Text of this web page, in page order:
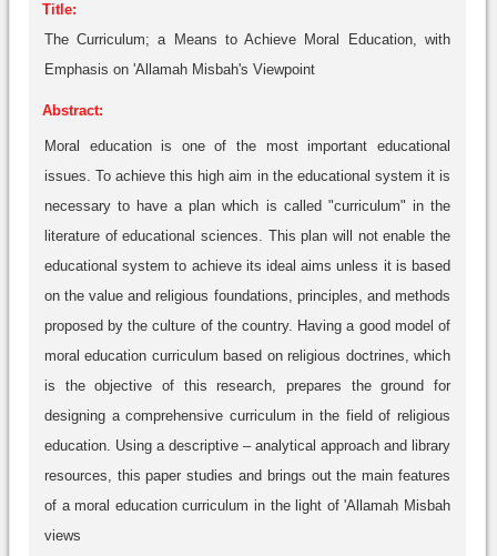
Title:
The Curriculum; a Means to Achieve Moral Education, with
Emphasis on 'Allamah Misbah's Viewpoint
Abstract:
Moral education is one of the most important educational
issues. To achieve this high aim in the educational system it is
necessary to have a plan which is called "curriculum" in the
literature of educational sciences. This plan will not enable the
educational system to achieve its ideal aims unless it is based
on the value and religious foundations, principles, and methods
proposed by the culture of the country. Having a good model of
moral education curriculum based on religious doctrines, which
is the objective of this research, prepares the ground for
designing a comprehensive curriculum in the field of religious
education. Using a descriptive – analytical approach and library
resources, this paper studies and brings out the main features
of a moral education curriculum in the light of 'Allamah Misbah
views